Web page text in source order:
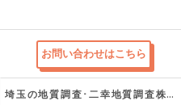
お問い合わせはこちら
埼玉の地質調査･二幸地質調査株式会社の口コミ情報